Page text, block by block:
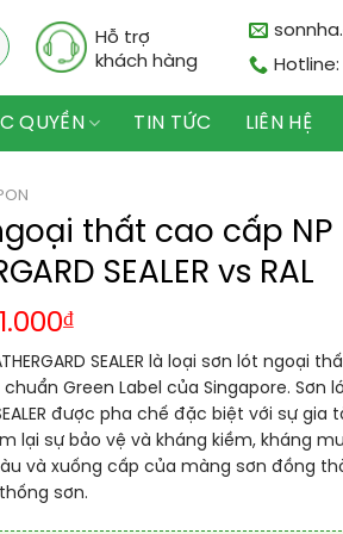
Hỗ trợ
khách hàng
Hotline:
QUYỀN TIN TỨC LIÊN HỆ
thất cao cấp NP
SEALER vs RAL
₫
SEALER là loại sơn lót ngoại
Green Label của Singapore. Sơn
SEALER được pha chế đặc biệt với sự
lại sự bảo vệ và kháng kiềm, kháng
và xuống cấp của màng sơn đồng
sơn.